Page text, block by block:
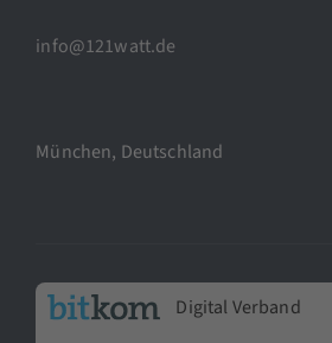
info@121watt.de
München, Deutschland
Digital Verband